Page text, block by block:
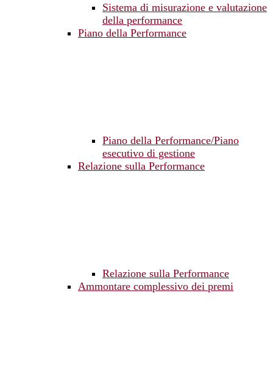
Sistema di misurazione e valutazione
della performance
Piano della Performance
Piano della Performance/Piano
esecutivo di gestione
Relazione sulla Performance
Relazione sulla Performance
Ammontare complessivo dei premi